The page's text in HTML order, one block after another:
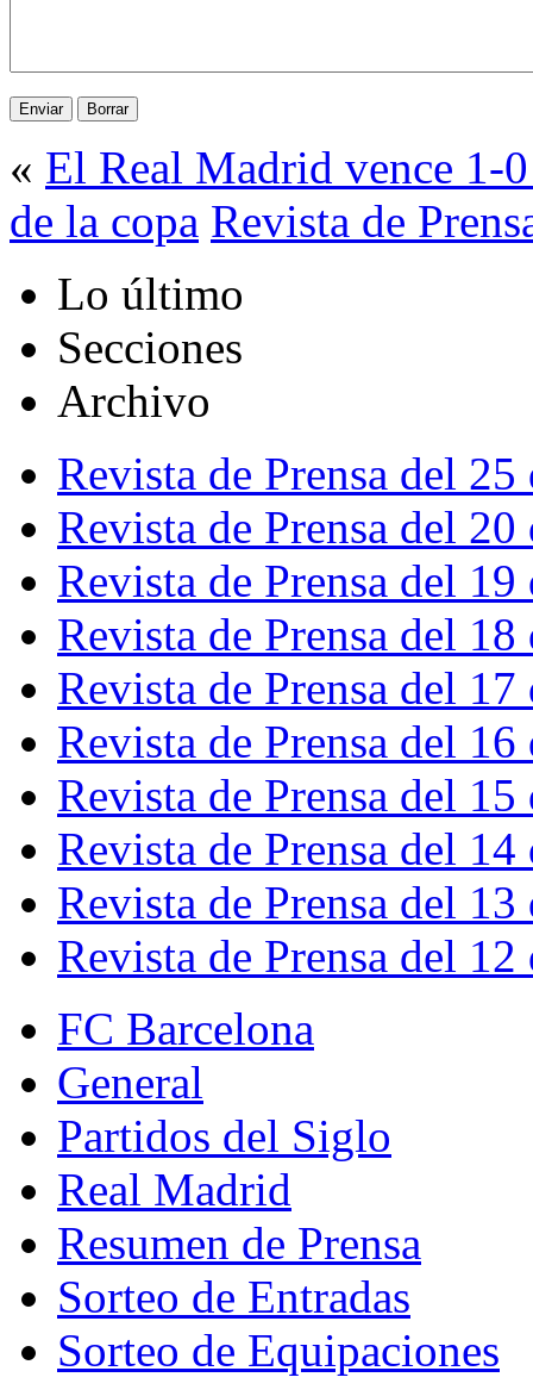
« El Real Madrid vence 1-
de la copa Revista de
Lo último
Secciones
Archivo
Revista de Prensa del
Revista de Prensa del
Revista de Prensa del
Revista de Prensa del
Revista de Prensa del
Revista de Prensa del
Revista de Prensa del
Revista de Prensa del
Revista de Prensa del
Revista de Prensa del
FC Barcelona
General
Partidos del Siglo
Real Madrid
Resumen de Prensa
Sorteo de Entradas
Sorteo de Equipaciones